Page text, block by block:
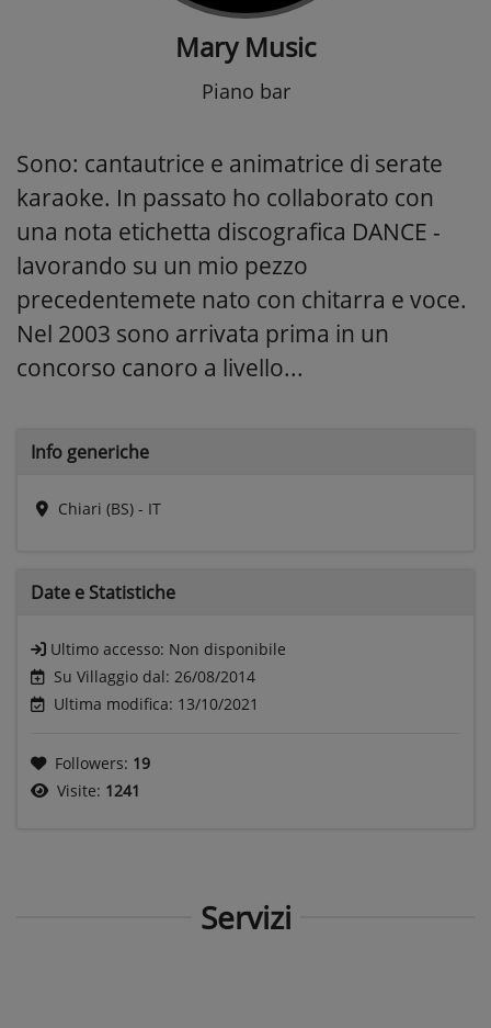
Mary Music
Piano bar
Sono: cantautrice e animatrice di serate
karaoke. In passato ho collaborato con
una nota etichetta discografica DANCE -
lavorando su un mio pezzo
precedentemete nato con chitarra e voce.
Nel 2003 sono arrivata prima in un
concorso canoro a livello...
Info generiche
Chiari (BS) - IT
Date e Statistiche
Ultimo accesso: Non disponibile
Su Villaggio dal: 26/08/2014
Ultima modifica: 13/10/2021
Followers: 19
Visite: 1241
Servizi